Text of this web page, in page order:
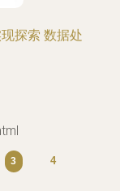
探索 数据处
3 4